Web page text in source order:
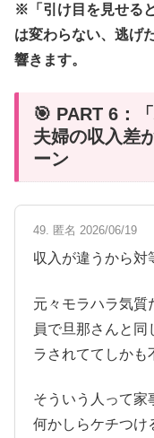
※「引け目を見せる
は変わらない、逃げ
響きます。
🎯 PART 6：
夫婦の収入差
ーン
49. 匿名 2026/06/19
収入が違うから対
元々モラハラ気質
員で旦那さんと
ラされててしかも
そういう人って家
何かしらケチつけ